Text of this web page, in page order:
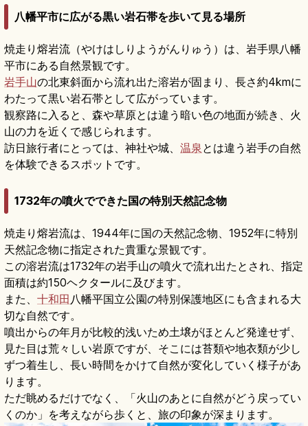
八幡平市に広がる黒い岩石帯を歩いて見る場所
焼走り熔岩流（やけはしりようがんりゅう）は、岩手県八幡
平市にある自然景観です。
岩手山の北東斜面から流れ出た溶岩が固まり、長さ約4kmに
わたって黒い岩石帯として広がっています。
観察路に入ると、森や草原とは違う暗い色の地面が続き、火
山の力を近くで感じられます。
訪日旅行者にとっては、神社や城、 温泉 とは違う岩手の自然
を体験できるスポットです。
1732年の噴火でできた国の特別天然記念物
焼走り熔岩流は、1944年に国の天然記念物、1952年に特別
天然記念物に指定された貴重な景観です。
この溶岩流は1732年の岩手山の噴火で流れ出たとされ、指定
面積は約150ヘクタールに及びます。
また、 十和田 八幡平国立公園の特別保護地区にも含まれる大
切な自然です。
噴出からの年月が比較的浅いため土壌がほとんど発達せず、
見た目は荒々しい岩原ですが、そこには苔類や地衣類が少し
ずつ着生し、長い時間をかけて自然が変化していく様子があ
ります。
ただ眺めるだけでなく、「火山のあとに自然がどう戻ってい
くのか」を考えながら歩くと、旅の印象が深まります。